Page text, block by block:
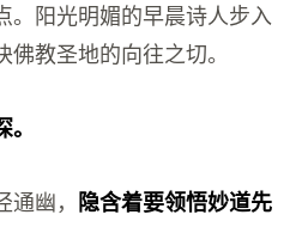
。阳光明媚的早晨诗人步入
教圣地的向往之切。
幽，
隐含着要领悟妙道先